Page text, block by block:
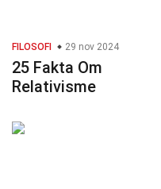
FILOSOFI 29 nov 2024
25 Fakta Om
Relativisme